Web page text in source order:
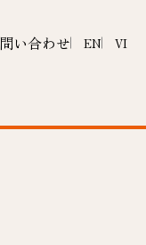
い合わせ EN VI